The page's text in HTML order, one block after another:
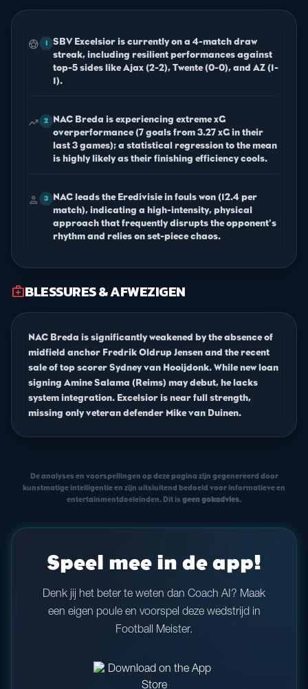
sports_soccer 1
SBV Excelsior is currently on a 4-match draw
streak, including resilient performances against
top-5 sides like Ajax (2-2), Twente (0-0), and AZ (1-
1).
trending_up 2
NAC Breda is experiencing extreme xG
overperformance (7 goals from 3.27 xG in their
last 3 games); a statistical regression to the mean
is highly likely as their finishing efficiency cools.
person 3
NAC leads the Eredivisie in fouls won (12.4 per
match), indicating a high-intensity, physical
approach that frequently disrupts the opponent's
rhythm and relies on set-piece chaos.
medical_servicesBLESSURES & AFWEZIGEN
NAC Breda is significantly weakened by the absence of
midfield anchor Fredrik Oldrup Jensen and the recent
sale of top scorer Sydney van Hooijdonk. While new loan
signing Amine Salama (Reims) may debut, he lacks
system integration. Excelsior is near full strength,
missing only veteran defender Mike van Duinen.
De analyses en voorspellingen op deze pagina zijn gegenereerd door
kunstmatige intelligentie en zijn uitsluitend bedoeld voor informatieve en
entertainmentdoeleinden. Dit is geen gokadvies.
Speel mee in de app!
Denk jij het beter te weten dan Coach AI? Maak
een eigen poule en voorspel deze wedstrijd in
Football Meister.